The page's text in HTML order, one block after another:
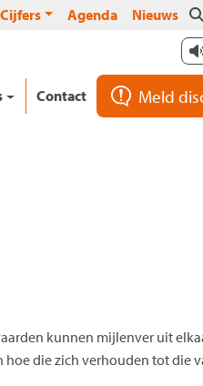
Agenda Nieuws
Contact Meld
kunnen mijlenver uit
die zich verhouden tot die